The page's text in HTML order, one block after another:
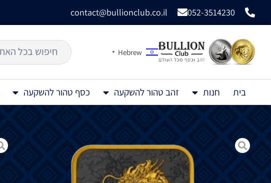
052-3514230
contact@bullionclub.co.il
Hebrew
▼
בית חנות זהב טהור להשקעה כסף טהור להשקעה